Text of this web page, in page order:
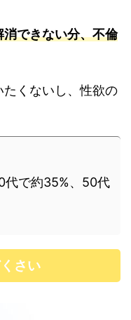
消できない分、不倫
くないし、性欲の
代で約35%、50代
さい